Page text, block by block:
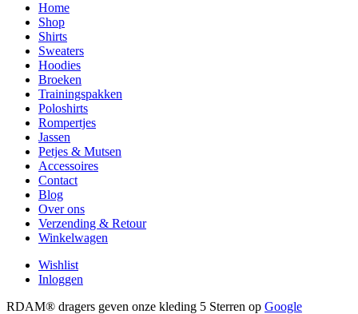
Home
Shop
Shirts
Sweaters
Hoodies
Broeken
Trainingspakken
Poloshirts
Rompertjes
Jassen
Petjes & Mutsen
Accessoires
Contact
Blog
Over ons
Verzending & Retour
Winkelwagen
Wishlist
Inloggen
RDAM® dragers geven onze kleding 5 Sterren op Google